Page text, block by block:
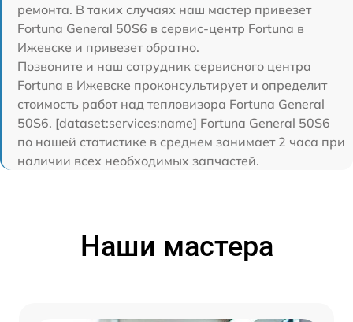
ремонта. В таких случаях наш мастер привезет
Fortuna General 50S6 в сервис-центр Fortuna в
Ижевске и привезет обратно.
Позвоните и наш сотрудник сервисного центра
Fortuna в Ижевске проконсультирует и определит
стоимость работ над тепловизора Fortuna General
50S6. [dataset:services:name] Fortuna General 50S6
по нашей статистике в среднем занимает 2 часа при
наличии всех необходимых запчастей.
Наши мастера